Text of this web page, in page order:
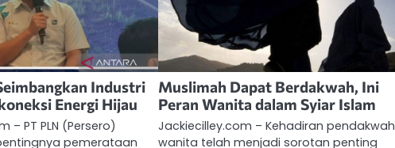
Industri
Energi Hijau
– PT PLN (Persero)
pemerataan
Muslimah Dapat Berdakwah, Ini
Peran Wanita dalam Syiar Islam
Jackiecilley.com – Kehadiran pendakwah
wanita telah menjadi sorotan penting